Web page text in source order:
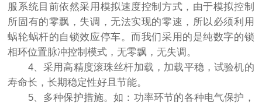
服系统目前依然采用模拟速度控制方式，由于模拟控制
所固有的零飘，失调，无法实现的零速，所以必须利用
蜗轮蜗杆的自锁效应停车。而我们采用的是纯数字的锁
相环位置脉冲控制模式，无零飘，无失调。
4、采用高精度滚珠丝杆加载，加载平稳，试验机的
寿命长，长期稳定性好且节能。
5、多种保护措施。如：功率环节的各种电气保护，